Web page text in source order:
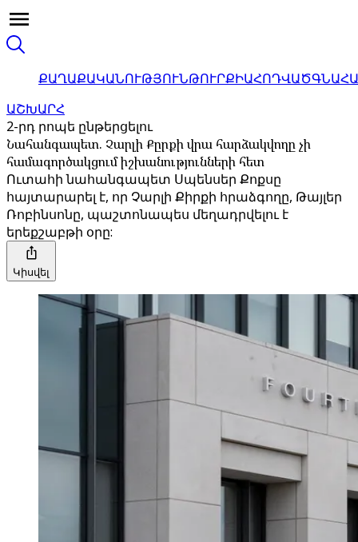
ՔԱՂԱՔԱԿԱՆՈՒԹՅՈՒՆԹՈՒՐՔԻԱՀՈԴՎԱԾ
ԱՇԽԱՐՀ
2-րդ րոպե ընթերցելու
Նահանգապետ. Չարլի Քըրքի վրա հարձակվողը չի
համագործակցում իշխանությունների հետ
Ուտահի նահանգապետ Սպենսեր Քոքսը
հայտարարել է, որ Չարլի Քիրքի հրաձգողը, Թայլեր
Ռոբինսոնը, պաշտոնապես մեղադրվելու է
երեքշաբթի օրը:
Կիսվել